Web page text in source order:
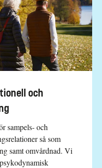
och
sampels- och
så som
samt omvårdnad. Vi